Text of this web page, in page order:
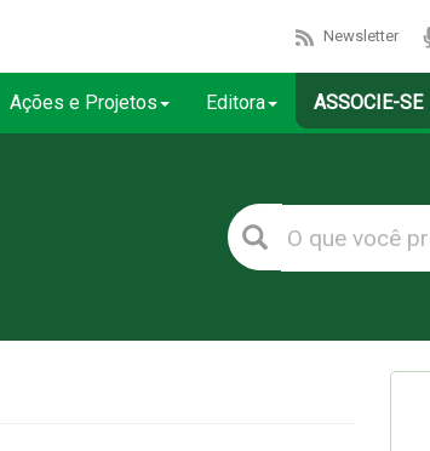
Newsletter
Ações e Projetos Editora ASSOCIE-SE